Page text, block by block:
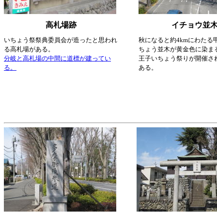
高札場跡 イチョウ並
いちょう祭祭典委員会が造ったと思われ
る高札場がある。
分岐と高札場の中間に道標が建ってい
る。
秋になると約4kmにわたる
ちょう並木が黄金色に染ま
王子いちょう祭りが開催さ
ある。